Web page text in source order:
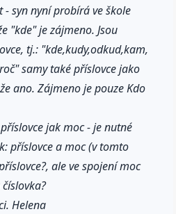
- syn nyní probírá ve škole
"kde" je zájmeno. Jsou
tj.: "kde,kudy,odkud,kam,
samy také příslovce jako
ano. Zájmeno je pouze Kdo
jak moc - je nutné
příslovce a moc (v tomto
ale ve spojení moc
Helena